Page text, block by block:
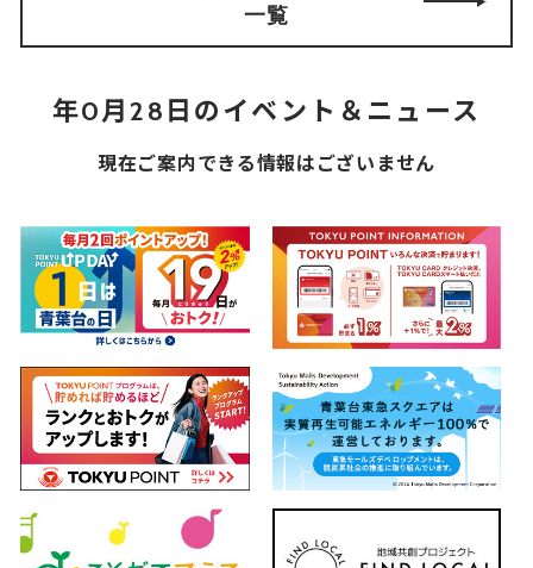
一覧
年0月28日のイベント＆ニュース
現在ご案内できる情報はございません